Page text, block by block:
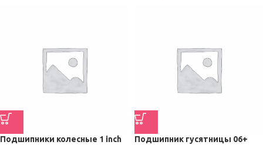
Подшипники колесные 1 inch
Подшипник гусятницы 06+